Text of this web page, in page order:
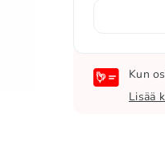
Kun
Lisää